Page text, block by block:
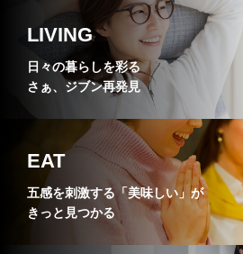
LIVING
日々の暮らしを彩る
さぁ、ジブン再発見
EAT
五感を刺激する「美味しい」が
きっと見つかる